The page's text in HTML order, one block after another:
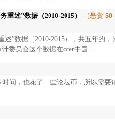
重述”数据（2010-2015） - [悬赏 50
”数据（2010-2015），共五年的，
委员会这个数据在ccer中国 ...
间，也花了一些论坛币，所以需要